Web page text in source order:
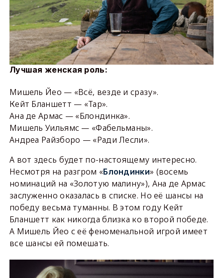
Лучшая женская роль:
Мишель Йео — «Всё, везде и сразу».
Кейт Бланшетт — «Тар».
Ана де Армас — «Блондинка».
Мишель Уильямс — «Фабельманы».
Андреа Райзборо — «Ради Лесли».
А вот здесь будет по-настоящему интересно.
Несмотря на разгром «Блондинки» (восемь
номинаций на «Золотую малину»), Ана де Армас
заслуженно оказалась в списке. Но её шансы на
победу весьма туманны. В этом году Кейт
Бланшетт как никогда близка ко второй победе.
А Мишель Йео с её феноменальной игрой имеет
все шансы ей помешать.